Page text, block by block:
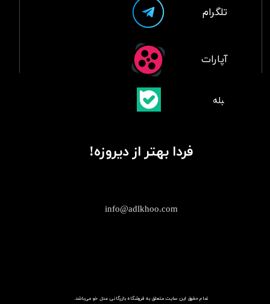
تمام حقوق این سایت متعلق به فروشگاهباز​​​​​​​رگانی عدل خو می‌باشد.
info@adlkhoo.com
فردا بهتر از دیروزه!
آپارات
تلگرام
​بلبله​​​​​​​بله